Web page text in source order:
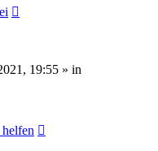
19:55 » in